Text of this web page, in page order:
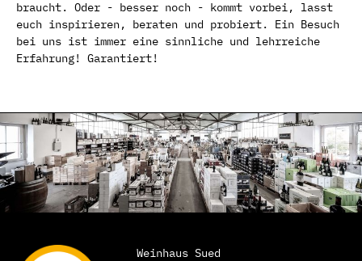
braucht. Oder - besser noch - kommt vorbei, lasst
euch inspirieren, beraten und probiert. Ein Besuch
bei uns ist immer eine sinnliche und lehrreiche
Erfahrung! Garantiert!
Weinhaus Sued